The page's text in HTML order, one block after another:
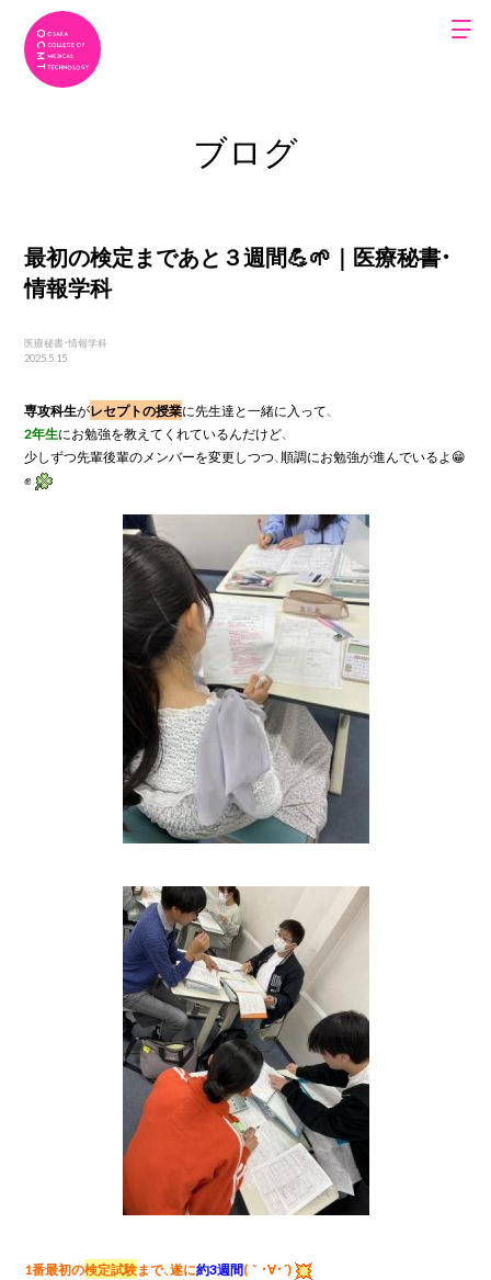
ブログ
最初の検定まであと３週間💪🌱｜医療秘書・
情報学科
医療秘書・情報学科
2025.5.15
専攻科生がレセプトの授業
2年生にお勉強を教えてくれているんだけど、
少しずつ先輩後輩のメンバーを変更しつつ、順調にお勉強が進んでいるよ😁
✊
1番最初の検定試験まで、遂に約3週間(｀・∀・´)